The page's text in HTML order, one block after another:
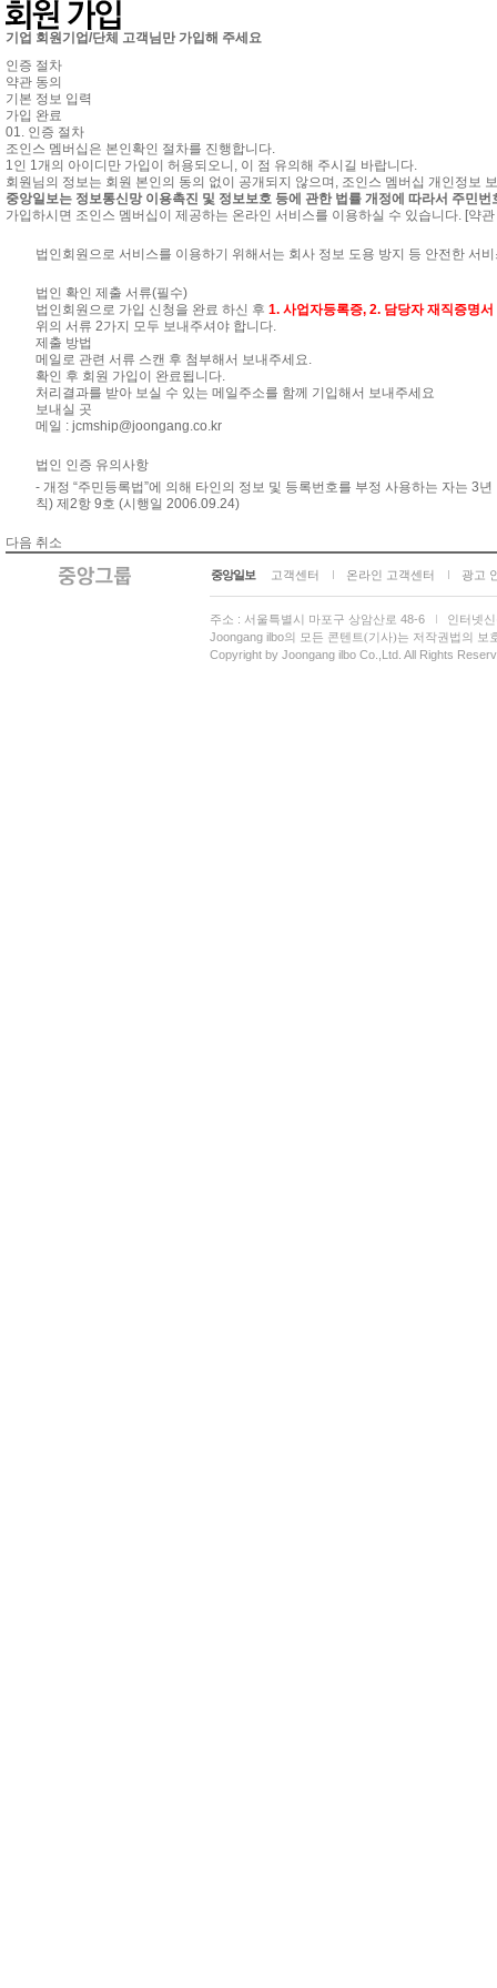
기업 회원기업/단체 고객님만 가입해 주세요
인증 절차
약관 동의
기본 정보 입력
가입 완료
01. 인증 절차
조인스 멤버십은 본인확인 절차를 진행합니다.
1인 1개의 아이디만 가입이 허용되오니, 이 점 유의해 주시길 바랍니다.
회원님의 정보는 회원 본인의 동의 없이 공개되지 않으며, 조인스 멤버십 개인정보
중앙일보는 정보통신망 이용촉진 및 정보보호 등에 관한 법률 개정에 따라서 주민
가입하시면 조인스 멤버십이 제공하는 온라인 서비스를 이용하실 수 있습니다. [약
법인회원으로 서비스를 이용하기 위해서는 회사 정보 도용 방지 등 안전한 서
법인 확인 제출 서류(필수)
법인회원으로 가입 신청을 완료 하신 후 1. 사업자등록증, 2. 담당자 재직증명
위의 서류 2가지 모두 보내주셔야 합니다.
제출 방법
메일로 관련 서류 스캔 후 첨부해서 보내주세요.
확인 후 회원 가입이 완료됩니다.
처리결과를 받아 보실 수 있는 메일주소를 함께 기입해서 보내주세요
보내실 곳
메일 : jcmship@joongang.co.kr
법인 인증 유의사항
- 개정 “주민등록법”에 의해 타인의 정보 및 등록번호를 부정 사용하는 자는 3
칙) 제2항 9호 (시행일 2006.09.24)
다음 취소
중앙일보 고객센터 온라인 고객센터 광고
주소 : 서울특별시 마포구 상암산로 48-6
인터넷
Joongang ilbo의 모든 콘텐트(기사)는 저작권법의
Copyright by Joongang ilbo Co.,Ltd. All Rights